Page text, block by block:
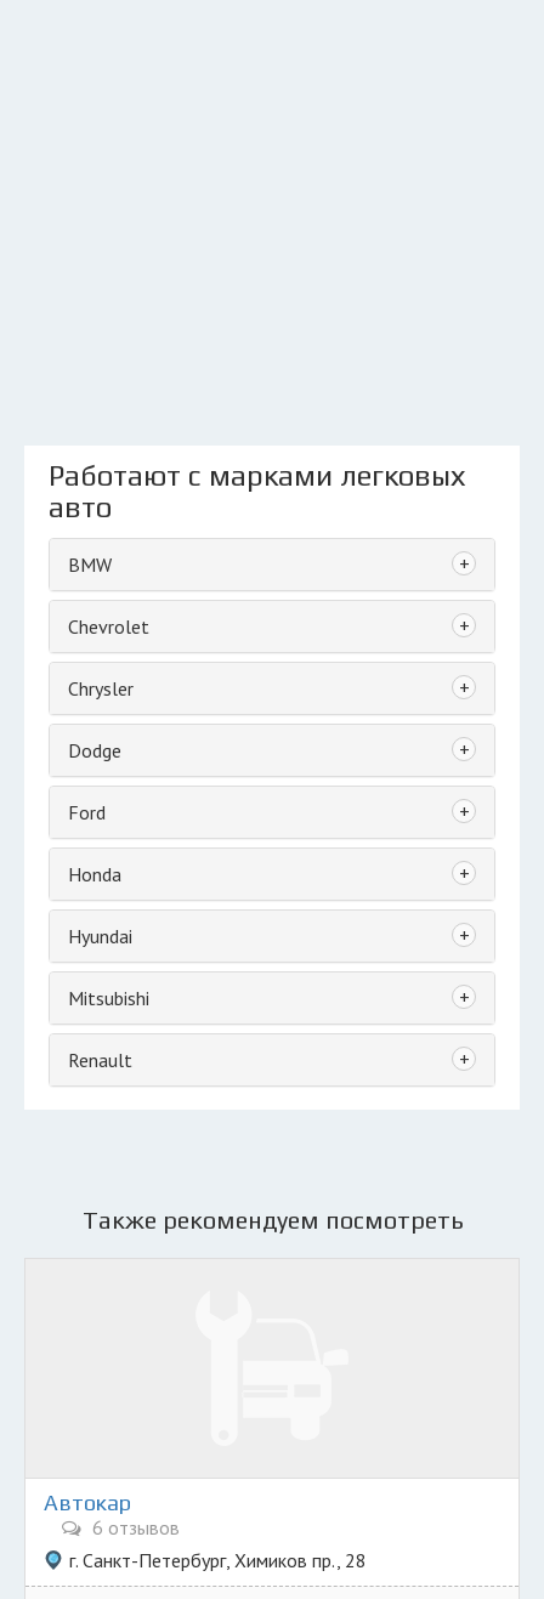
Работают с марками легковых
авто
BMW +
Chevrolet +
Chrysler +
Dodge +
Ford +
Honda +
Hyundai +
Mitsubishi +
Renault +
Также рекомендуем посмотреть
Автокар
6 отзывов
г. Санкт-Петербург, Химиков пр., 28